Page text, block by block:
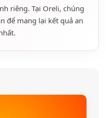
riêng. Tại Oreli, chúng
để mang lại kết quả an